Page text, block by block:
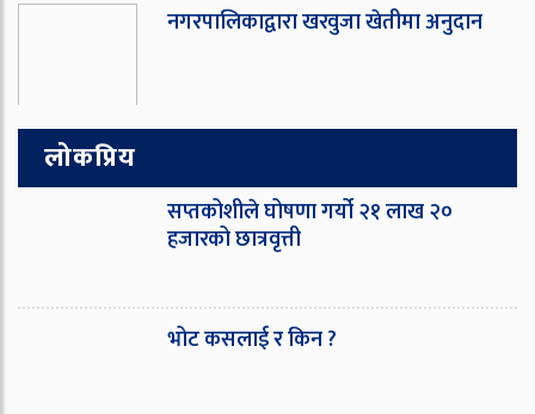
नगरपालिकाद्वारा खरवुजा खेतीमा अनुदान
लोकप्रिय
सप्तकोशीले घोषणा गर्यो २१ लाख २०
हजारको छात्रवृत्ती
भोट कसलाई र किन ?